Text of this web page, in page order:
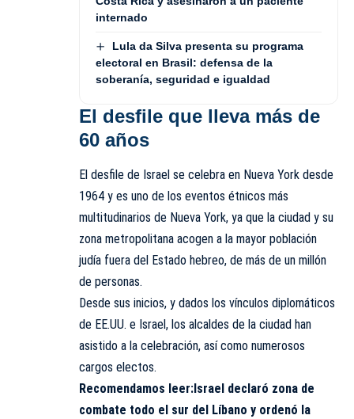
internado
Lula da Silva presenta su programa
electoral en Brasil: defensa de la
soberanía, seguridad e igualdad
El desfile que lleva más de
60 años
El desfile de Israel se celebra en Nueva York desde
1964 y es uno de los eventos étnicos más
multitudinarios de Nueva York, ya que la ciudad y su
zona metropolitana acogen a la mayor población
judía fuera del Estado hebreo, de más de un millón
de personas.
Desde sus inicios, y dados los vínculos diplomáticos
de EE.UU. e Israel, los alcaldes de la ciudad han
asistido a la celebración, así como numerosos
cargos electos.
Recomendamos leer: Israel declaró zona de
combate todo el sur del Líbano y ordenó la